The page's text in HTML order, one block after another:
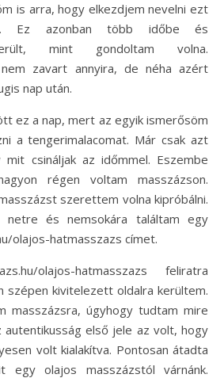
is arra, hogy elkezdjem nevelni ezt
Ez azonban több időbe és
mint gondoltam volna.
zavart annyira, de néha azért
nap után.
ez a nap, mert az egyik ismerősöm
a tengerimalacomat. Már csak azt
csináljak az időmmel. Eszembe
régen voltam masszázson.
szerettem volna kipróbálni.
netre és nemsokára találtam egy
olajos-hatmasszazs címet.
olajos-hatmasszazs feliratra
szépen kivitelezett oldalra kerültem.
masszázsra, úgyhogy tudtam mire
autentikusság első jele az volt, hogy
volt kialakítva. Pontosan átadta
olajos masszázstól várnánk.